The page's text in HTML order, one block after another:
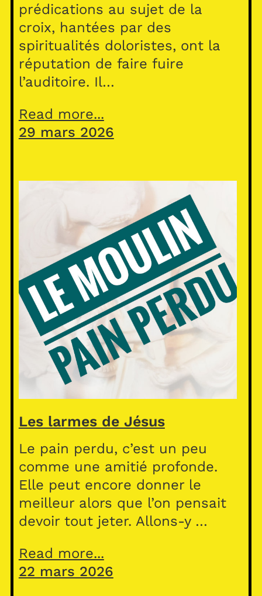
prédications au sujet de la
croix, hantées par des
spiritualités doloristes, ont la
réputation de faire fuire
l’auditoire. Il…
Read more...
29 mars 2026
Les larmes de Jésus
Le pain perdu, c’est un peu
comme une amitié profonde.
Elle peut encore donner le
meilleur alors que l’on pensait
devoir tout jeter. Allons-y …
Read more...
22 mars 2026